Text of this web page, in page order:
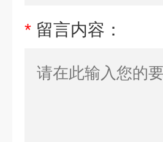
* 留言内容：